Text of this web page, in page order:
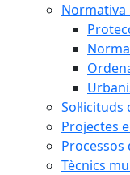
Normativa
Projectes
Processos
Tècnics